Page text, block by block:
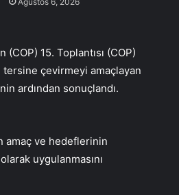
15. Toplantısı (COP)
tersine çevirmeyi amaçlayan
ardından sonuçlandı.
amaç ve hedeflerinin
uygulanmasını